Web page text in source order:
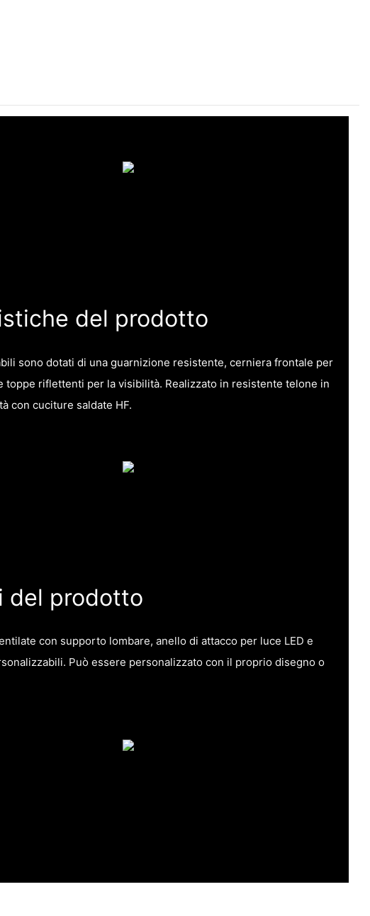
del prodotto
sono dotati di una guarnizione resistente, cerniera frontale per
toppe riflettenti per la visibilità. Realizzato in resistente telone in
con cuciture saldate HF.
del prodotto
con supporto lombare, anello di attacco per luce LED e
Può essere personalizzato con il proprio disegno o